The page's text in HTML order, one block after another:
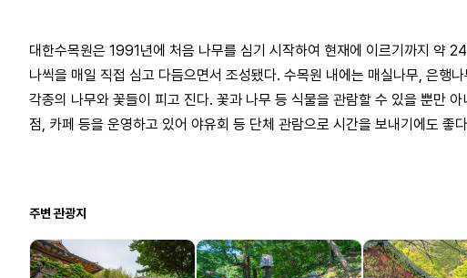
대한수목원은 1991년에 처음 나무를 심기 시작하여 현재에 이르기까지 약
나씩을 매일 직접 심고 다듬으면서 조성됐다. 수목원 내에는 매실나무, 은행
각종의 나무와 꽃들이 피고 진다. 꽃과 나무 등 식물을 관람할 수 있을 뿐만
점, 카페 등을 운영하고 있어 야유회 등 단체 관람으로 시간을 보내기에도 좋
주변 관광지